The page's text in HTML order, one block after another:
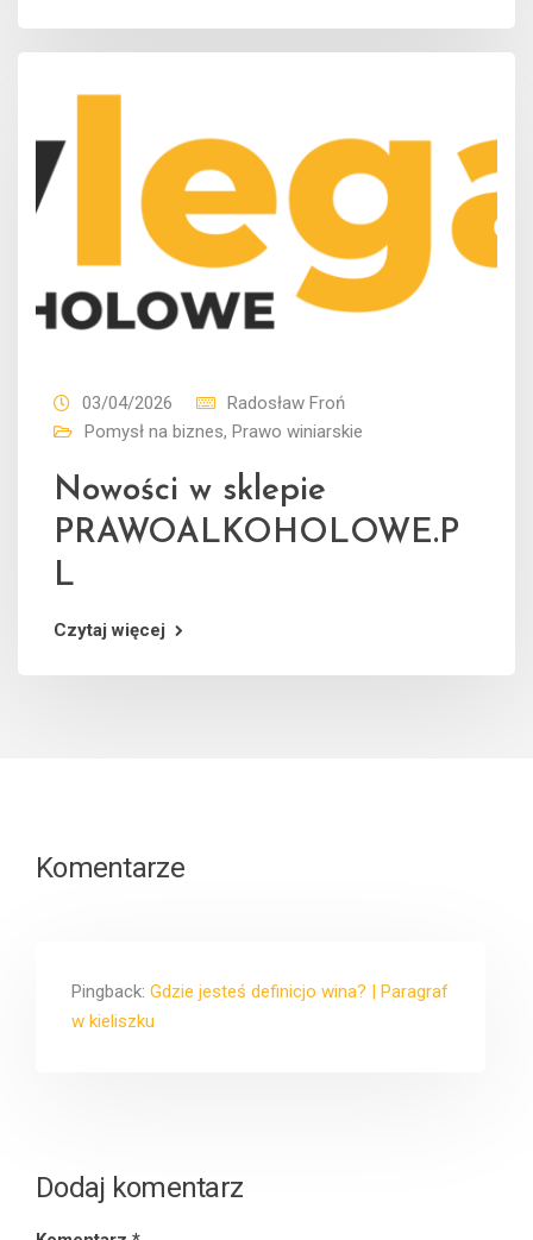
03/04/2026
Radosław Froń
Pomysł na biznes, Prawo winiarskie
Nowości w sklepie
PRAWOALKOHOLOWE.P
L
Czytaj więcej
Komentarze
Pingback: Gdzie jesteś definicjo wina? | Paragraf
w kieliszku
Dodaj komentarz